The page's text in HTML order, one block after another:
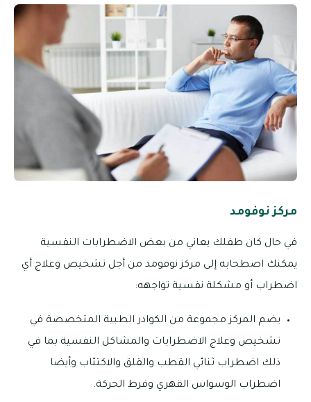
مركز نوفومد
في حال كان طفلك يعاني من بعض الاضطرابات النفسية
يمكنك اصطحابه إلى مركز نوفومد من أجل تشخيص وعلاج أي
اضطراب أو مشكلة نفسية تواجهه:
يضم المركز مجموعة من الكوادر الطبية المتخصصة في
تشخيص وعلاج الاضطرابات والمشاكل النفسية بما في
ذلك اضطراب ثنائي القطب والقلق والاكتئاب وأيضا
اضطراب الوسواس القهري وفرط الحركة.